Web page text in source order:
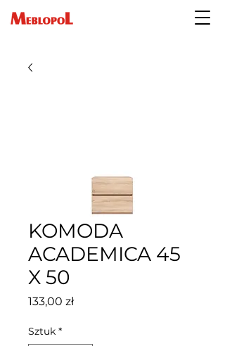
KOMODA
ACADEMICA 45
X 50
133,00 złCena
Sztuk *